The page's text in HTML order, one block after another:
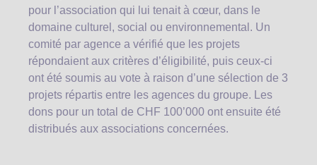
pour l’association qui lui tenait à cœur, dans le
domaine culturel, social ou environnemental. Un
comité par agence a vérifié que les projets
répondaient aux critères d’éligibilité, puis ceux-ci
ont été soumis au vote à raison d’une sélection de 3
projets répartis entre les agences du groupe. Les
dons pour un total de CHF 100’000 ont ensuite été
distribués aux associations concernées.